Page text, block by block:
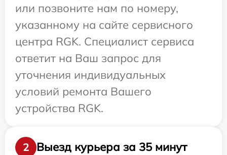
или позвоните нам по номеру,
указанному на сайте сервисного
центра RGK. Специалист сервиса
ответит на Ваш запрос для
уточнения индивидуальных
условий ремонта Вашего
устройства RGK.
2 Выезд курьера за 35 минут